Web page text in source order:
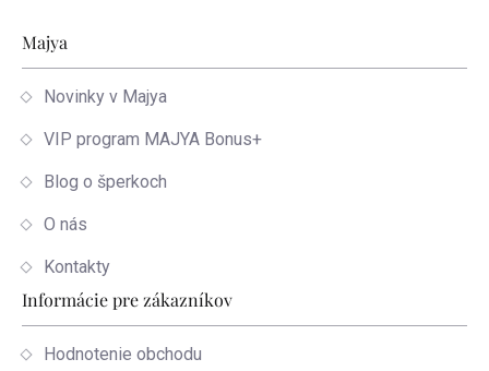
Zápätie
Majya
Novinky v Majya
VIP program MAJYA Bonus+
Blog o šperkoch
O nás
Kontakty
Informácie pre zákazníkov
Hodnotenie obchodu